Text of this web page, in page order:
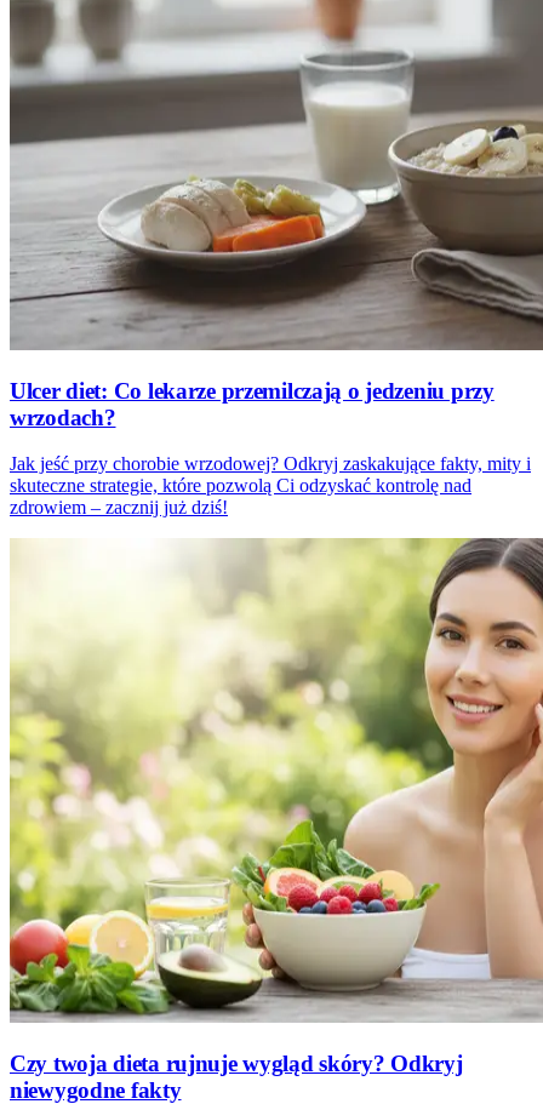
Ulcer diet: Co lekarze przemilczają o jedzeniu przy
wrzodach?
Jak jeść przy chorobie wrzodowej? Odkryj zaskakujące fakty, mity i
skuteczne strategie, które pozwolą Ci odzyskać kontrolę nad
zdrowiem – zacznij już dziś!
Czy twoja dieta rujnuje wygląd skóry? Odkryj
niewygodne fakty